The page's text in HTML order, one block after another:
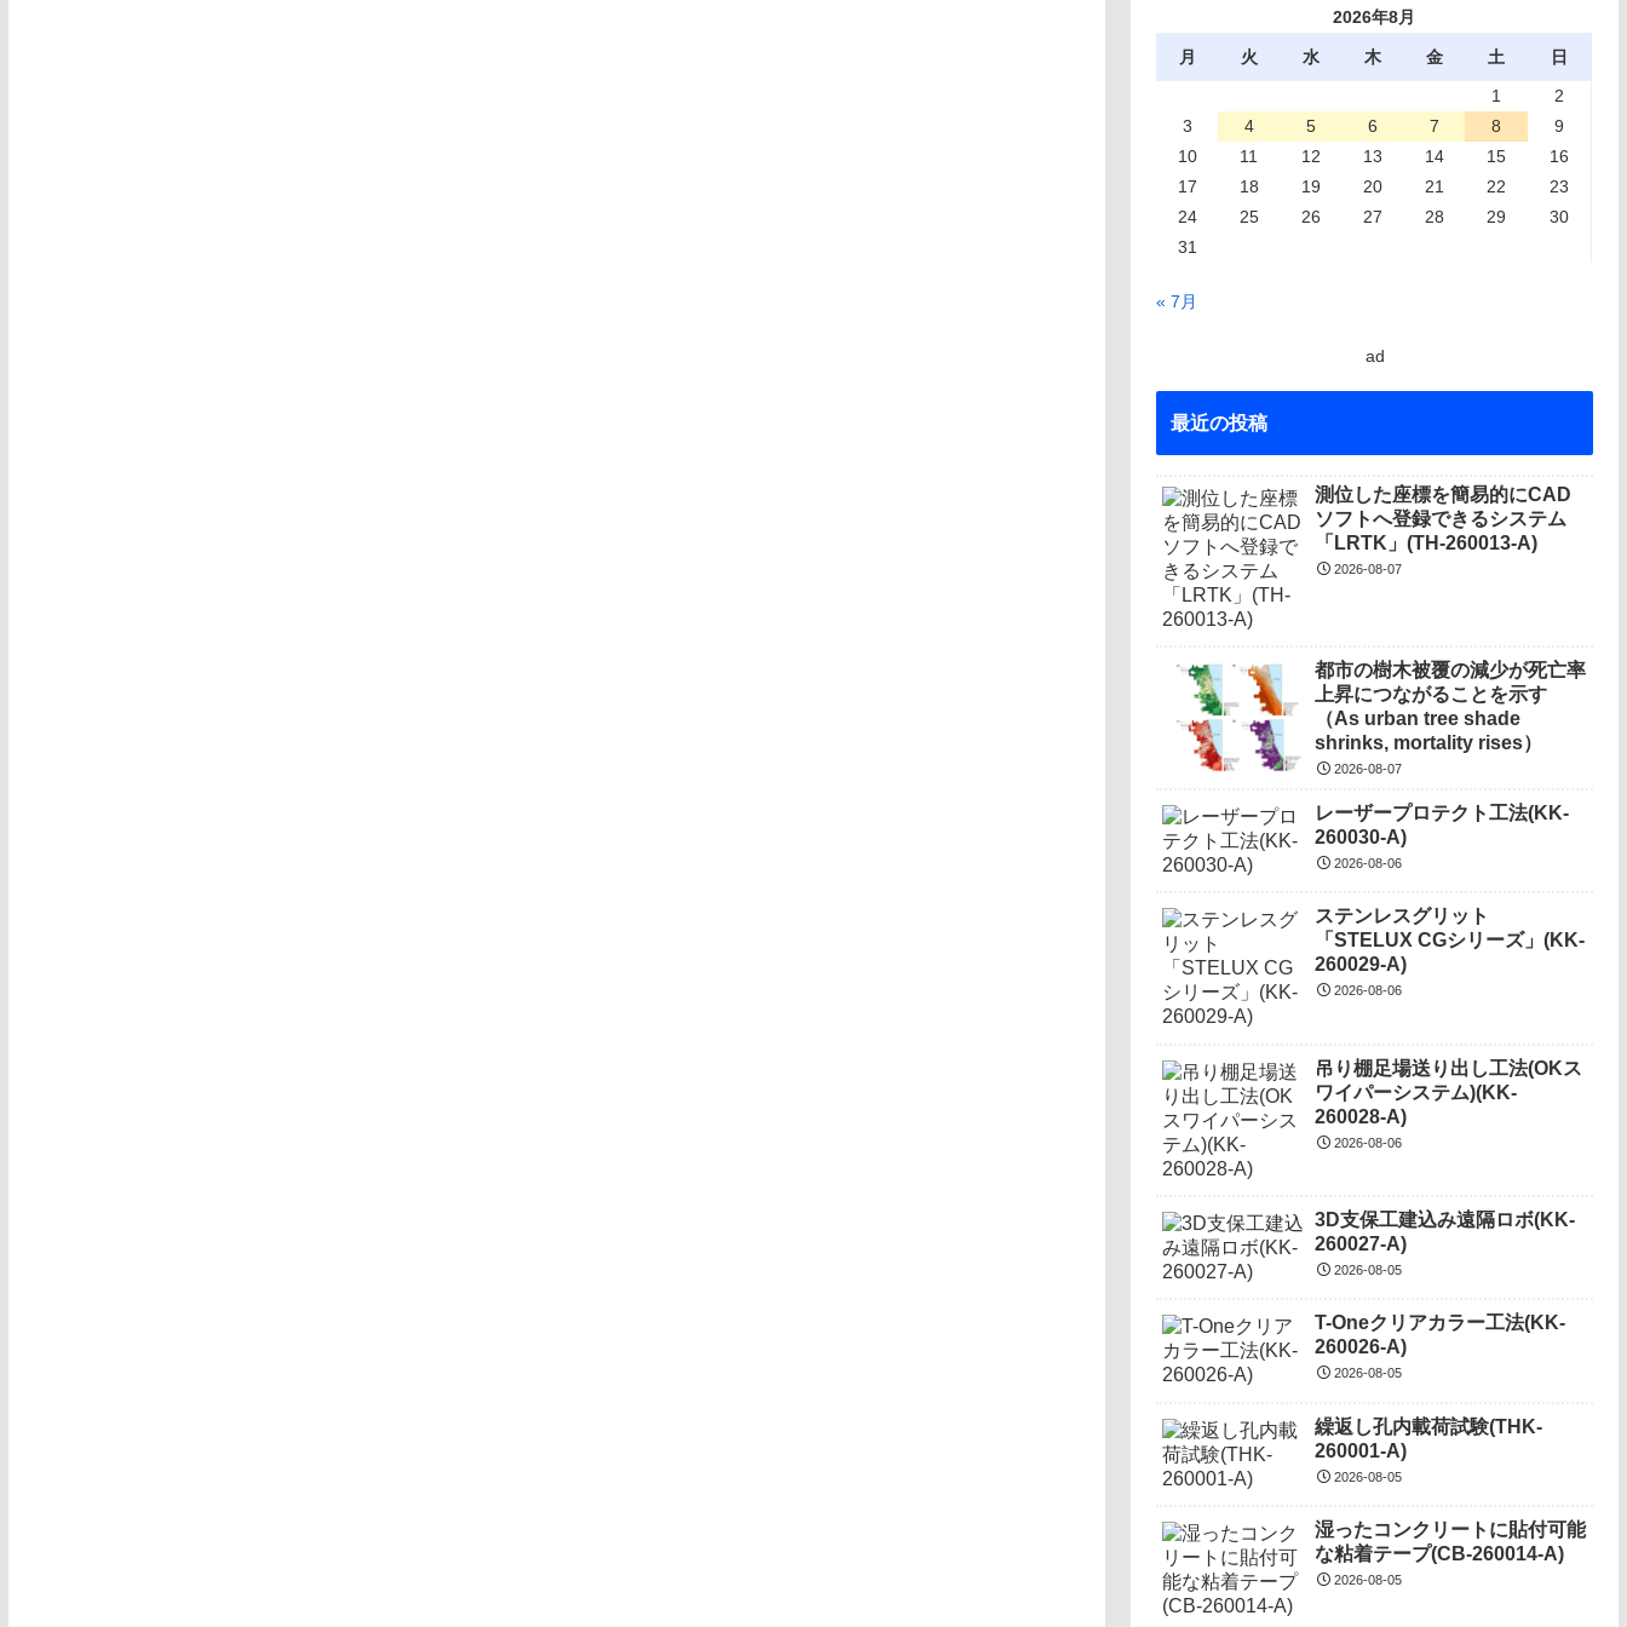
2026年8月
月 火 水 木 金 土
日
1
2
3
4 5 6 7 8
9
10
11 12 13 14 15
16
17
18 19 20 21 22
23
24
25 26 27 28 29
30
31
« 7月
ad
最近の投稿
測位した座標を簡易的にCAD
ソフトへ登録できるシステム
「LRTK」(TH-260013-A)
2026-08-07
都市の樹木被覆の減少が死亡率
上昇につながることを示す
（As urban tree shade
shrinks, mortality rises）
2026-08-07
レーザープロテクト⼯法(KK-
260030-A)
2026-08-06
ステンレスグリット
「STELUX CGシリーズ」(KK-
260029-A)
2026-08-06
吊り棚足場送り出し工法(OKス
ワイパーシステム)(KK-
260028-A)
2026-08-06
3D支保工建込み遠隔ロボ(KK-
260027-A)
2026-08-05
T-Oneクリアカラー工法(KK-
260026-A)
2026-08-05
繰返し孔内載荷試験(THK-
260001-A)
2026-08-05
湿ったコンクリートに貼付可能
な粘着テープ(CB-260014-A)
2026-08-05